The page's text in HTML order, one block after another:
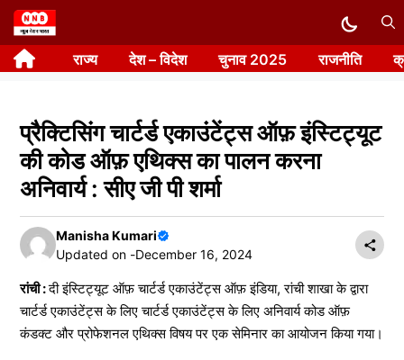
Skip
to
content राज्य देश – विदेश चुनाव 2025 राजनीति
प्रैक्टिसिंग चार्टर्ड एकाउंटेंट्स ऑफ़ इंस्टिट्यूट
की कोड ऑफ़ एथिक्स का पालन करना
अनिवार्य : सीए जी पी शर्मा
Manisha Kumari
Updated on -December 16, 2024
रांची :दी इंस्टिट्यूट ऑफ़ चार्टर्ड एकाउंटेंट्स ऑफ़ इंडिया, रांची शाखा के द्वारा
चार्टर्ड एकाउंटेंट्स के लिए चार्टर्ड एकाउंटेंट्स के लिए अनिवार्य कोड ऑफ़
कंडक्ट और प्रोफेशनल एथिक्स विषय पर एक सेमिनार का आयोजन किया गया।